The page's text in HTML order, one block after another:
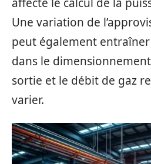
Une variation de
peut également
dans le
sortie et le débit de gaz
varier.